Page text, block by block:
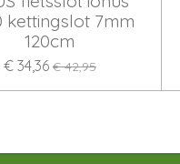
kettingslot 7mm
120cm
€ 34,36 € 42,95